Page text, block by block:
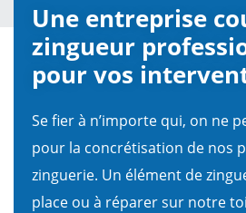
Une entreprise
zingueur
pour vos
Se fier à n’importe qui, on ne
pour la concrétisation de nos
zinguerie. Un élément de
place ou à réparer sur notre